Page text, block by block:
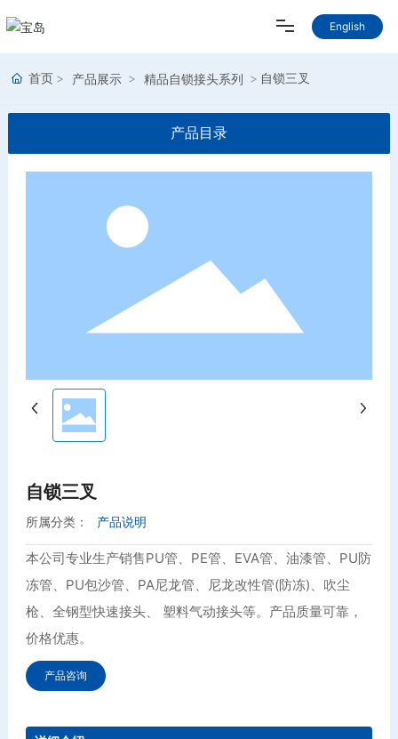
新闻资讯
English
首页 产品展示 精品自锁接头系列 自锁三叉
产品目录
自锁三叉
所属分类： 产品说明
本公司专业生产销售PU管、PE管、EVA管、油漆管、PU防
冻管、PU包沙管、PA尼龙管、尼龙改性管(防冻)、吹尘
枪、全钢型快速接头、 塑料气动接头等。产品质量可靠，
价格优惠。
产品咨询